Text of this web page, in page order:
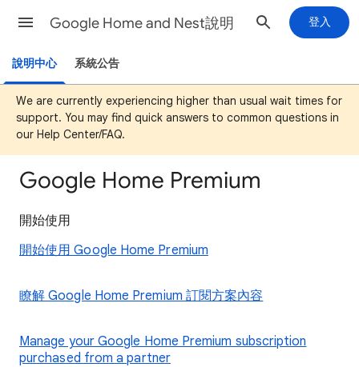
Google Home and Nest說明 登入
說明中心 系統公告
We are currently experiencing higher than usual wait times for
support. You may find quick answers to common questions in
our Help Center/FAQ.
Google Home Premium
開始使用
開始使用 Google Home Premium
瞭解 Google Home Premium 訂閱方案內容
Manage your Google Home Premium subscription
purchased from a partner